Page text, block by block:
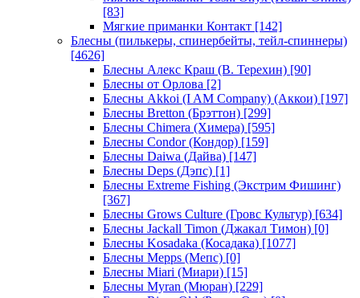
[83]
Мягкие приманки Контакт [142]
Блесны (пилькеры, спинербейты, тейл-спиннеры)
[4626]
Блесны Алекс Краш (В. Терехин) [90]
Блесны от Орлова [2]
Блесны Akkoi (I AM Company) (Аккои) [197]
Блесны Bretton (Брэттон) [299]
Блесны Chimera (Химера) [595]
Блесны Condor (Кондор) [159]
Блесны Daiwa (Дайва) [147]
Блесны Deps (Дэпс) [1]
Блесны Extreme Fishing (Экстрим Фишинг)
[367]
Блесны Grows Culture (Гровс Культур) [634]
Блесны Jackall Timon (Джакал Тимон) [0]
Блесны Kosadaka (Косадака) [1077]
Блесны Mepps (Мепс) [0]
Блесны Miari (Миари) [15]
Блесны Myran (Мюран) [229]